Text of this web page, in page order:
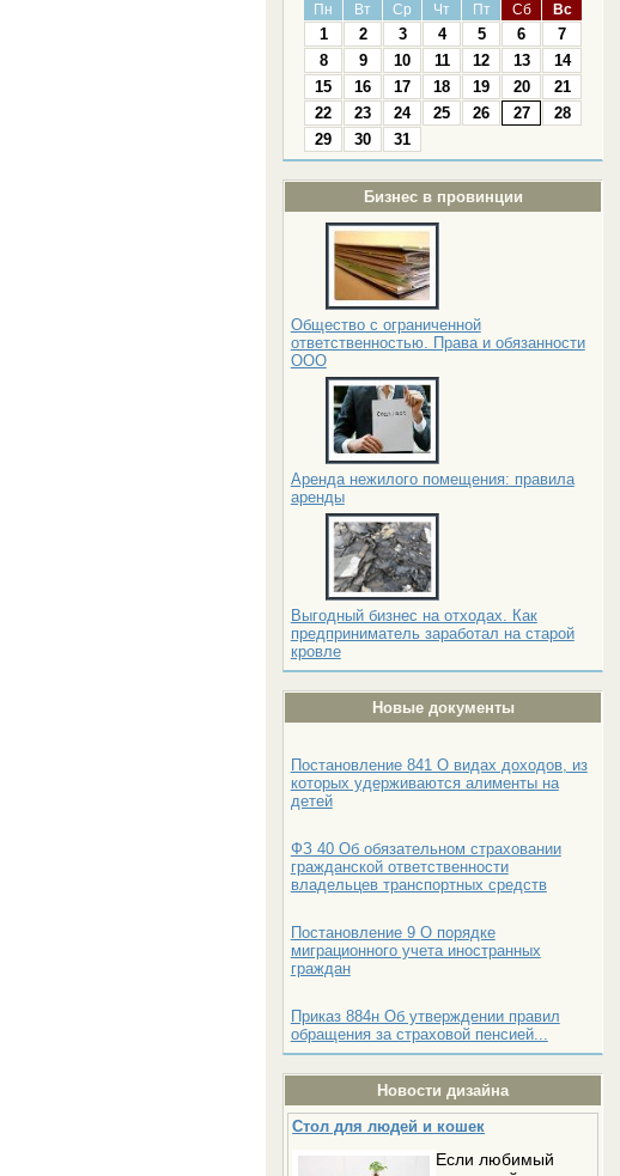
Пн Вт Ср Чт Пт Сб Вс
1 2 3 4 5 6
7
8
9 10 11 12 13
14
15
16 17 18 19 20
21
22
23 24 25 26 27
28
29
30 31
Бизнес в провинции
Общество с ограниченной
ответственностью. Права и обязанности
ООО
Аренда нежилого помещения: правила
аренды
Выгодный бизнес на отходах. Как
предприниматель заработал на старой
кровле
Новые документы
Постановление 841 О видах доходов, из
которых удерживаются алименты на
детей
ФЗ 40 Об обязательном страховании
гражданской ответственности
владельцев транспортных средств
Постановление 9 О порядке
миграционного учета иностранных
граждан
Приказ 884н Об утверждении правил
обращения за страховой пенсией...
Новости дизайна
Стол для людей и кошек
Если любимый